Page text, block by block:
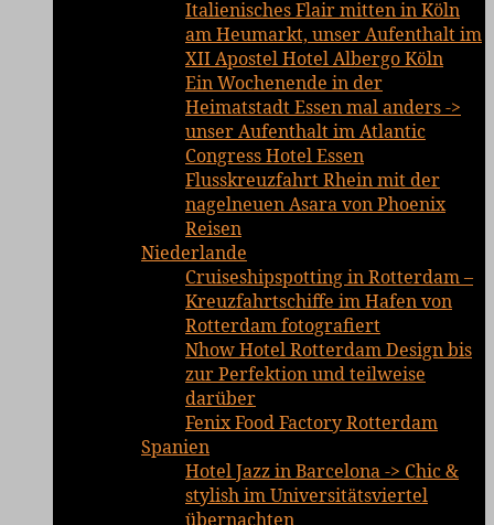
Italienisches Flair mitten in Köln
am Heumarkt, unser Aufenthalt im
XII Apostel Hotel Albergo Köln
Ein Wochenende in der
Heimatstadt Essen mal anders ->
unser Aufenthalt im Atlantic
Congress Hotel Essen
Flusskreuzfahrt Rhein mit der
nagelneuen Asara von Phoenix
Reisen
Niederlande
Cruiseshipspotting in Rotterdam –
Kreuzfahrtschiffe im Hafen von
Rotterdam fotografiert
Nhow Hotel Rotterdam Design bis
zur Perfektion und teilweise
darüber
Fenix Food Factory Rotterdam
Spanien
Hotel Jazz in Barcelona -> Chic &
stylish im Universitätsviertel
übernachten